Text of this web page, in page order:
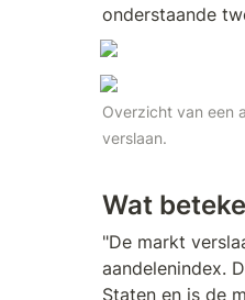
onderstaande
Overzicht van een
verslaan.
Wat
"De markt
aandelenindex.
Staten en is de